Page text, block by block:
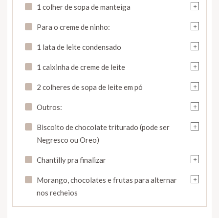
+
1 colher de sopa de manteiga
+
Para o creme de ninho:
+
1 lata de leite condensado
+
1 caixinha de creme de leite
+
2 colheres de sopa de leite em pó
+
Outros:
+
Biscoito de chocolate triturado (pode ser
Negresco ou Oreo)
+
Chantilly pra finalizar
+
Morango, chocolates e frutas para alternar
nos recheios